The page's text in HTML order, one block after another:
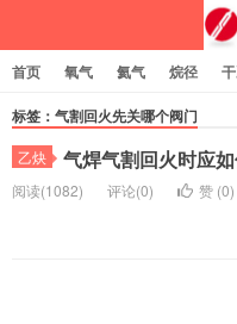
首页 氧气 氦气 烷径
乙炔
标签：气割回火先关哪个阀门
乙炔 气焊气割回火时应
阅读(1082)
评论(0) 赞 (0)